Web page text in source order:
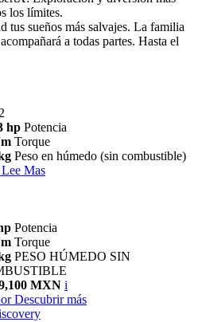
los límites.
tus sueños más salvajes. La familia
a todas partes. Hasta el
hp Potencia
Torque
Peso en húmedo (sin combustible)
Lee Mas
Potencia
Torque
PESO HÚMEDO SIN
MXN i
Descubrir más